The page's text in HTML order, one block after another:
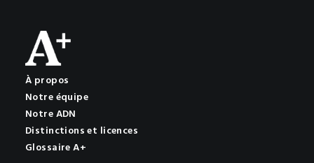
À propos
Notre équipe
Notre ADN
Distinctions et licences
Glossaire A+